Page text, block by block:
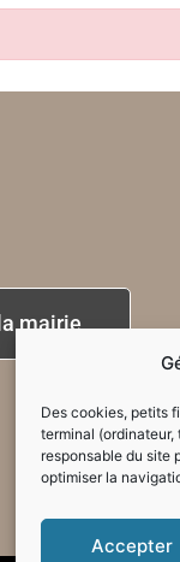
Des cookies, petits
terminal
responsable du site
optimiser la
Accepter
mairie